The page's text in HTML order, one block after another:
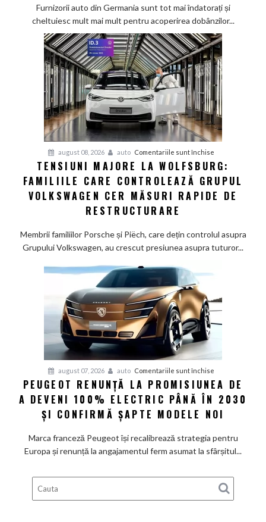
mai
greu
furnizorii
auto
germani,
arată
un
studiu
recent
Furnizorii auto din Germania sunt tot mai îndatorați și
cheltuiesc mult mai mult pentru acoperirea dobânzilor...
august 08, 2026 auto Comentariile sunt închise
Tensiuni
majore
la
care
măsuri
rapide
de
TENSIUNI MAJORE LA WOLFSBURG:
FAMILIILE CARE CONTROLEAZĂ GRUPUL
VOLKSWAGEN CER MĂSURI RAPIDE DE
RESTRUCTURARE
Membrii familiilor Porsche și Piëch, care dețin controlul asupra
Grupului Volkswagen, au crescut presiunea asupra tuturor...
august 07, 2026 auto Comentariile sunt închise
Peugeot
renunță
la
de
a
electric
până
PEUGEOT RENUNȚĂ LA PROMISIUNEA DE
A DEVENI 100% ELECTRIC PÂNĂ ÎN 2030
ȘI CONFIRMĂ ȘAPTE MODELE NOI
Marca franceză Peugeot își recalibrează strategia pentru
Europa și renunță la angajamentul ferm asumat la sfârșitul...